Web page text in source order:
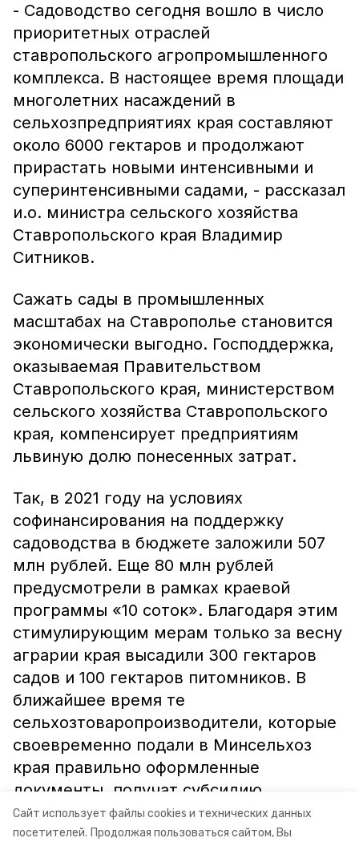
Сайт использует файлы cookies и технических данных
посетителей. Продолжая пользоваться сайтом, Вы
- Садоводство сегодня вошло в число
приоритетных отраслей
ставропольского агропромышленного
комплекса. В настоящее время площади
многолетних насаждений в
сельхозпредприятиях края составляют
около 6000 гектаров и продолжают
прирастать новыми интенсивными и
суперинтенсивными садами, - рассказал
и.о. министра сельского хозяйства
Ставропольского края Владимир
Ситников.
Сажать сады в промышленных
масштабах на Ставрополье становится
экономически выгодно. Господдержка,
оказываемая Правительством
Ставропольского края, министерством
сельского хозяйства Ставропольского
края, компенсирует предприятиям
львиную долю понесенных затрат.
Так, в 2021 году на условиях
софинансирования на поддержку
садоводства в бюджете заложили 507
млн рублей. Еще 80 млн рублей
предусмотрели в рамках краевой
программы «10 соток». Благодаря этим
стимулирующим мерам только за весну
аграрии края высадили 300 гектаров
садов и 100 гектаров питомников. В
ближайшее время те
сельхозтоваропроизводители, которые
своевременно подали в Минсельхоз
края правильно оформленные
документы, получат субсидию.
Информация: минсельхоз СК